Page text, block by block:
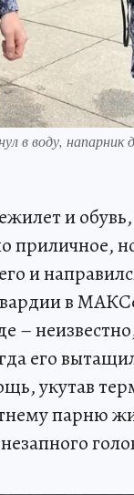
в воду, напарник
и
приличное,
и
в
–
его
укутав
парню